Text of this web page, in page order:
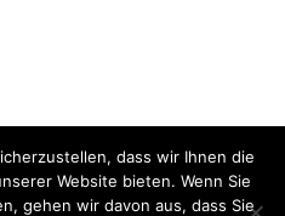
dass wir Ihnen die
Website bieten. Wenn Sie
gehen wir davon aus, dass Sie